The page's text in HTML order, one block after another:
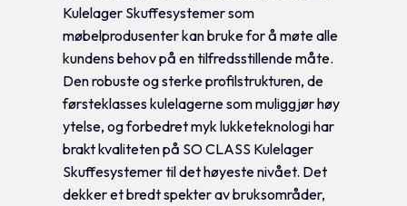
Kulelager Skuffesystemer som
møbelprodusenter kan bruke for å møte alle
kundens behov på en tilfredsstillende måte.
Den robuste og sterke profilstrukturen, de
førsteklasses kulelagerne som muliggjør høy
ytelse, og forbedret myk lukketeknologi har
brakt kvaliteten på SO CLASS Kulelager
Skuffesystemer til det høyeste nivået. Det
dekker et bredt spekter av bruksområder,